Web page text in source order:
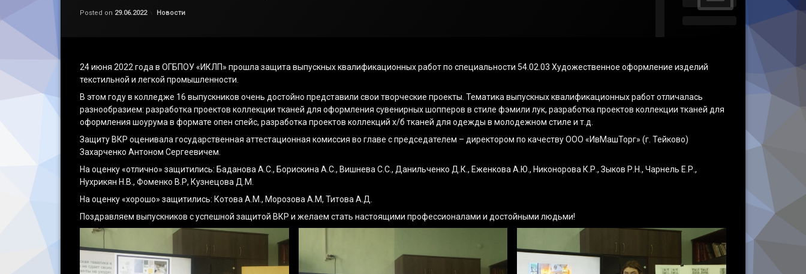
Posted on 29.06.2022
Обновлено на
by
Категории:
Новости
24 июня 2022 года в ОГБПОУ «ИКЛП» прошла защита выпускных квалификационных работ по специальности 54.02.03 Художественное оформление изделий
текстильной и легкой промышленности.
В этом году в колледже 16 выпускников очень достойно представили свои творческие проекты. Тематика выпускных квалификационных работ отличалась
разнообразием: разработка проектов коллекции тканей для оформления сувенирных шопперов в стиле фэмили лук, разработка проектов коллекции тканей для
оформления шоурума в формате опен спейс, разработка проектов коллекций х/б тканей для одежды в молодежном стиле и т.д.
Защиту ВКР оценивала государственная аттестационная комиссия во главе с председателем – директором по качеству ООО «ИвМашТорг» (г. Тейково)
Захарченко Антоном Сергеевичем.
На оценку «отлично» защитились: Баданова А.С., Борискина А.С., Вишнева С.С., Данильченко Д.К., Еженкова А.Ю., Никонорова К.Р., Зыков Р.Н., Чарнель Е.Р.,
Нухрикян Н.В., Фоменко В.Р, Кузнецова Д.М.
На оценку «хорошо» защитились: Котова А.М., Морозова А.М, Титова А.Д.
Поздравляем выпускников с успешной защитой ВКР и желаем стать настоящими профессионалами и достойными людьми!